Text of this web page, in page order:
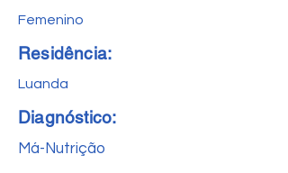
Femenino
Residência:
Luanda
Diagnóstico:
Má-Nutrição